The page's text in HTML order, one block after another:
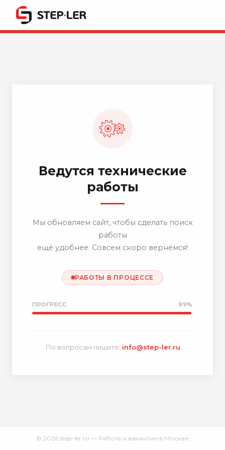
Ведутся технические
работы
Мы обновляем сайт, чтобы сделать поиск
работы
ещё удобнее. Совсем скоро вернёмся!
РАБОТЫ В ПРОЦЕССЕ
ПРОГРЕСС 99%
По вопросам пишите: info@step-ler.ru
© 2026 step-ler.ru — Работа и вакансии в Москве